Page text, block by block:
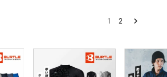
スターライト工業
ビッグボーン商事株式会
社
1 2